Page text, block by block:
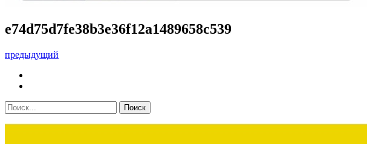
e74d75d7fe38b3e36f12a1489658c539
предыдущий